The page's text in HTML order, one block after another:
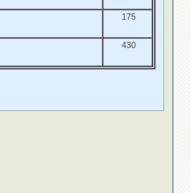
175
430